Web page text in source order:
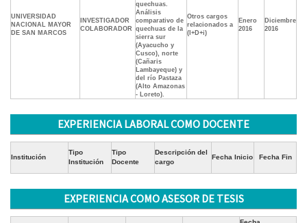
UNIVERSIDAD
NACIONAL MAYOR
DE SAN MARCOS
INVESTIGADOR
COLABORADOR
quechuas.
Análisis
comparativo de
quechuas de la
sierra sur
(Ayacucho y
Cusco), norte
(Cañaris
Lambayeque) y
del río Pastaza
(Alto Amazonas
- Loreto).
Otros cargos
relacionados a
(I+D+i)
Enero
2016
Diciembre
2016
EXPERIENCIA LABORAL COMO DOCENTE
Institución
Tipo
Institución
Tipo
Docente
Descripción del
cargo
Fecha Inicio Fecha Fin
EXPERIENCIA COMO ASESOR DE TESIS